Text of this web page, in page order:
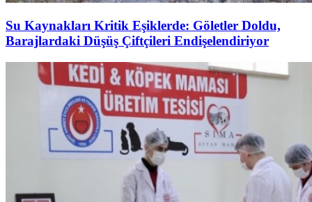
Su Kaynakları Kritik Eşiklerde: Göletler Doldu,
Barajlardaki Düşüş Çiftçileri Endişelendiriyor